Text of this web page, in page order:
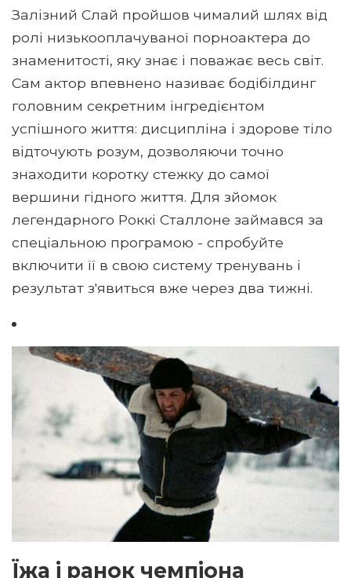
Залізний Слай пройшов чималий шлях від
ролі низькооплачуваної порноактера до
знаменитості, яку знає і поважає весь світ.
Сам актор впевнено називає бодібілдинг
головним секретним інгредієнтом
успішного життя: дисципліна і здорове тіло
відточують розум, дозволяючи точно
знаходити коротку стежку до самої
вершини гідного життя. Для зйомок
легендарного Роккі Сталлоне займався за
спеціальною програмою - спробуйте
включити її в свою систему тренувань і
результат з'явиться вже через два тижні.
Їжа і ранок чемпіона